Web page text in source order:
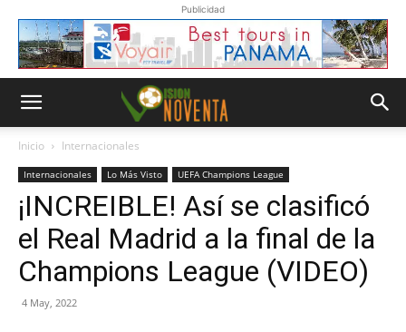
Publicidad
Inicio Internacionales
Internacionales Lo Más Visto UEFA Champions League
¡INCREIBLE! Así se clasificó
el Real Madrid a la final de la
Champions League (VIDEO)
4 May, 2022